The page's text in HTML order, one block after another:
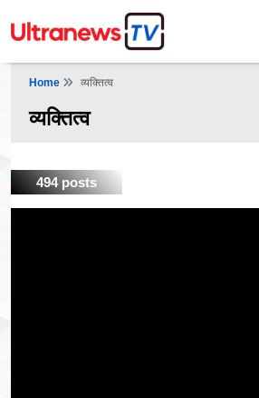
Home व्यक्तित्व
व्यक्तित्व
494 posts